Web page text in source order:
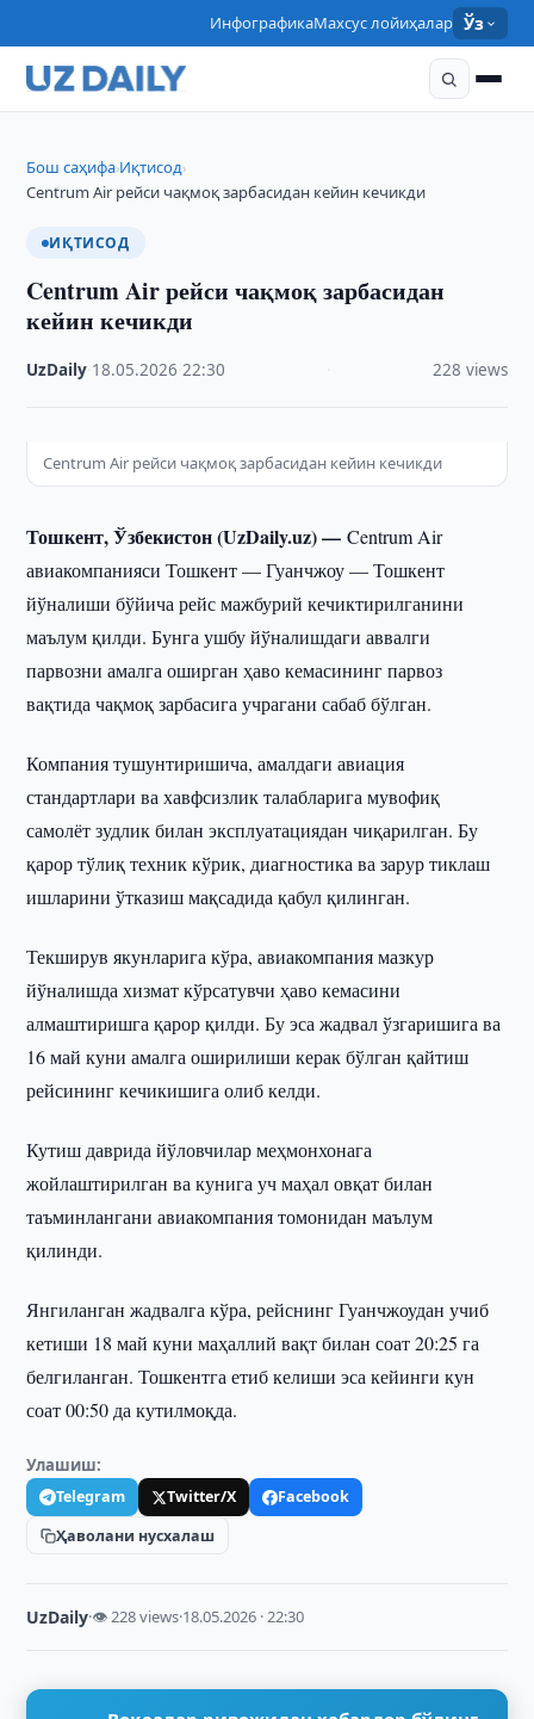
ИнфографикаМахсус лойиҳалар Ўз
Бош саҳифа›Иқтисод›
Centrum Air рейси чақмоқ зарбасидан кейин кечикди
ИҚТИСОД
Centrum Air рейси чақмоқ зарбасидан
кейин кечикди
UzDaily 18.05.2026 ·22:30 228 views
Centrum Air рейси чақмоқ зарбасидан кейин кечикди
Тошкент, Ўзбекистон (UzDaily.uz) —Centrum Air
авиакомпанияси Тошкент — Гуанчжоу — Тошкент
йўналиши бўйича рейс мажбурий кечиктирилганини
маълум қилди. Бунга ушбу йўналишдаги аввалги
парвозни амалга оширган ҳаво кемасининг парвоз
вақтида чақмоқ зарбасига учрагани сабаб бўлган.
Компания тушунтиришича, амалдаги авиация
стандартлари ва хавфсизлик талабларига мувофиқ
самолёт зудлик билан эксплуатациядан чиқарилган. Бу
қарор тўлиқ техник кўрик, диагностика ва зарур тиклаш
ишларини ўтказиш мақсадида қабул қилинган.
Текширув якунларига кўра, авиакомпания мазкур
йўналишда хизмат кўрсатувчи ҳаво кемасини
алмаштиришга қарор қилди. Бу эса жадвал ўзгаришига ва
16 май куни амалга оширилиши керак бўлган қайтиш
рейсининг кечикишига олиб келди.
Кутиш даврида йўловчилар меҳмонхонага
жойлаштирилган ва кунига уч маҳал овқат билан
таъминлангани авиакомпания томонидан маълум
қилинди.
Янгиланган жадвалга кўра, рейснинг Гуанчжоудан учиб
кетиши 18 май куни маҳаллий вақт билан соат 20:25 га
белгиланган. Тошкентга етиб келиши эса кейинги кун
соат 00:50 да кутилмоқда.
Улашиш:
Telegram Twitter/X
Facebook
Ҳаволани нусхалаш
UzDaily·👁 228 views·18.05.2026 · 22:30